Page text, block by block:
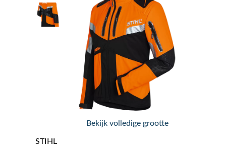
Nieuws
Over ons
Vacatures
Tuin & Park Contact
Bekijk volledige grootte
STIHL